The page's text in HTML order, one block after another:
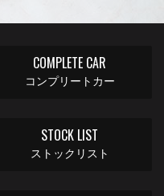
COMPLETE CAR
コンプリートカー
STOCK LIST
ストックリスト